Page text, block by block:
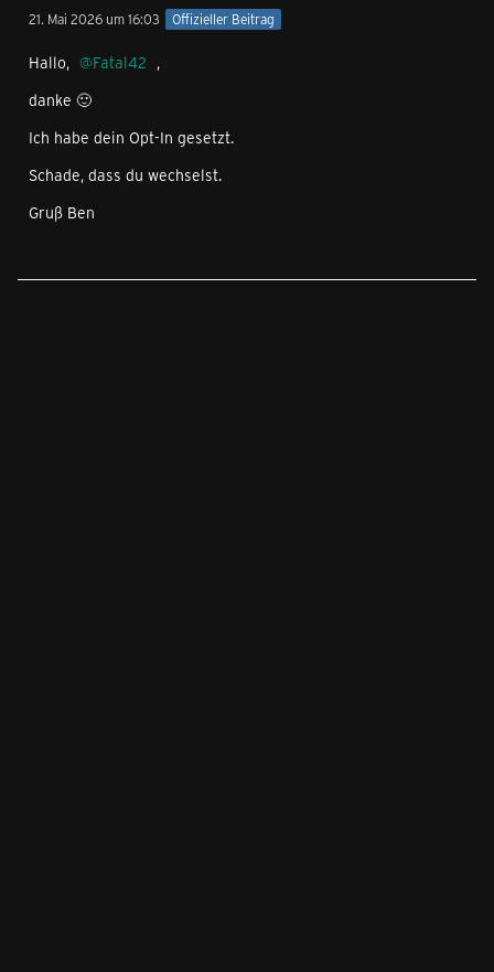
21. Mai 2026 um 16:03 Offizieller Beitrag
Hallo, Fatal42 ,
danke 🙂
Ich habe dein Opt-In gesetzt.
Schade, dass du wechselst.
Gruß Ben